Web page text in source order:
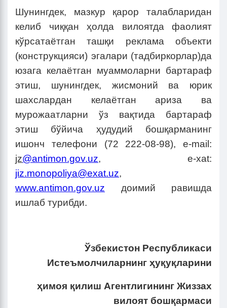
Шунингдек, мазкур қарор талабларидан
келиб чиққан ҳолда вилоятда фаолият
кўрсатаётган ташқи реклама объекти
(конструкцияси) эгалари (тадбиркорлар)да
юзага келаётган муаммоларни бартараф
этиш, шунингдек, жисмоний ва юрик
шахслардан келаётган ариза ва
мурожаатларни ўз вақтида бартараф
этиш бўйича ҳудудий бошқарманинг
ишонч телефони (72 222-08-98), e-mail:
jz@antimon.gov.uz, e-xat:
jiz.monopoliya@exat.uz,
www.antimon.gov.uz доимий равишда
ишлаб турибди.
Ўзбекистон Республикаси
Истеъмолчиларнинг ҳуқуқларини
ҳимоя қилиш Агентлигининг Жиззах
вилоят бошқармаси